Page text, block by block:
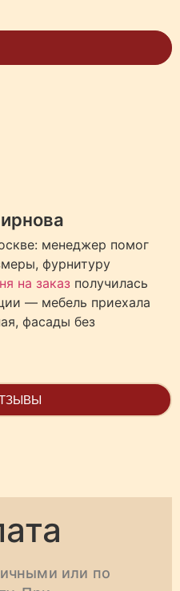
менеджер помог
фурнитуру
на заказ получилась
— мебель приехала
фасады без
или по